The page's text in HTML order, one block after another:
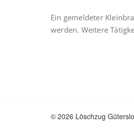
Ein gemeldeter
werden. Weitere
© 2026 Löschzug